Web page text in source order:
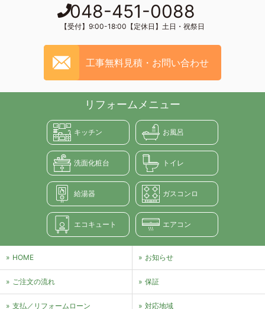
048-451-0088
【受付】9:00-18:00【定休日】土日・祝祭日
工事無料見積・お問い合わせ
リフォームメニュー
キッチン お風呂
洗面化粧台 トイレ
給湯器 ガスコンロ
エコキュート エアコン
HOME お知らせ
ご注文の流れ 保証
支払／リフォームローン 対応地域